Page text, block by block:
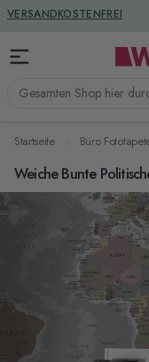
Zum Inhalt springen
Gesamten Shop hier
VERSANDKOSTENFREI
GREENGUARD ZERTIFIZIERT
Startseite Büro
Weiche Bunte